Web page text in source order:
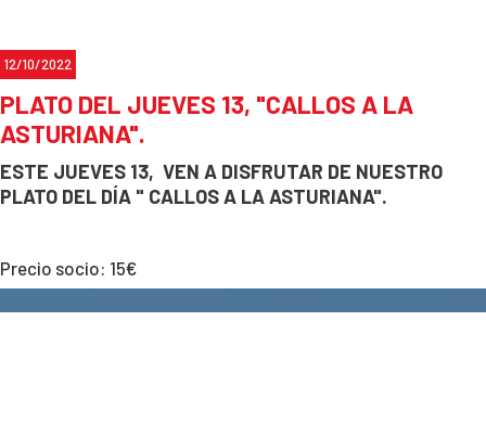
12/10/2022
PLATO DEL JUEVES 13, "CALLOS A LA
ASTURIANA".
ESTE JUEVES 13, VEN A DISFRUTAR DE NUESTRO
PLATO DEL DÍA " CALLOS A LA ASTURIANA".
Precio socio: 15€
Precio no socio: 20€